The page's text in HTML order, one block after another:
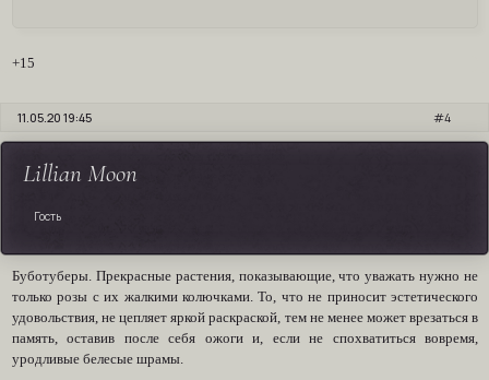
+15
4
11.05.20 19:45
Lillian Moon
Гость
Буботуберы. Прекрасные растения, показывающие, что уважать нужно не
только розы с их жалкими колючками. То, что не приносит эстетического
удовольствия, не цепляет яркой раскраской, тем не менее может врезаться в
память, оставив после себя ожоги и, если не спохватиться вовремя,
уродливые белесые шрамы.